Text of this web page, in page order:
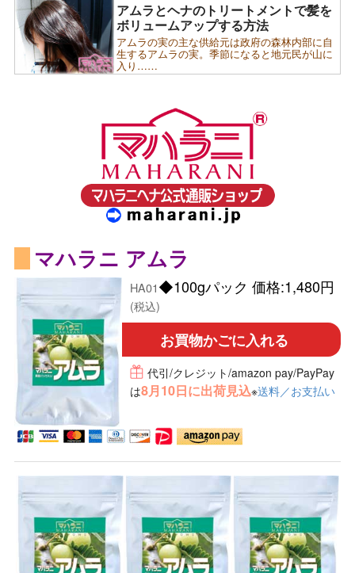
アムラとヘナのトリートメントで髪を
ボリュームアップする方法
アムラの実の主な供給元は政府の森林内部に自
生するアムラの実。季節になると地元民が山に
入り……
マハラニ アムラ
HA01◆100gパック 価格:1,480円
(税込)
お買物かごに入れる
代引/クレジット/amazon pay/PayPay
は8月10日に出荷見込※送料／お支払い